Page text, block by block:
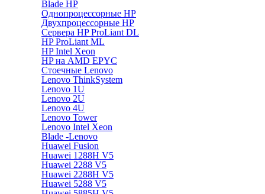
Blade HP
Однопроцессорные HP
Двухпроцессорные HP
Сервера HP ProLiant DL
HP ProLiant ML
HP Intel Xeon
HP на AMD EPYC
Стоечные Lenovo
Lenovo ThinkSystem
Lenovo 1U
Lenovo 2U
Lenovo 4U
Lenovo Tower
Lenovo Intel Xeon
Blade -Lenovo
Huawei Fusion
Huawei 1288H V5
Huawei 2288 V5
Huawei 2288H V5
Huawei 5288 V5